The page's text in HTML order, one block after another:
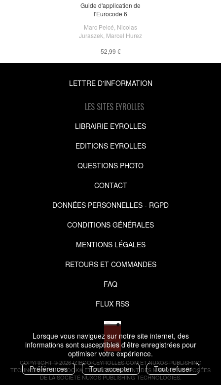
Lorsque vous naviguez sur notre site internet, des
informations sont susceptibles d'être enregistrées pour
optimiser votre expérience.
Préférences
Tout accepter Tout refuser
Guide d'application de
l'Eurocode 6
Marc Pelcé Nicolas
Juraszek Marcel Hurez
52,99 €
LETTRE D'INFORMATION
LES SITES EYROLLES
LIBRAIRIE EYROLLES
EDITIONS EYROLLES
QUESTIONS PHOTO
CONTACT
DONNÉES PERSONNELLES - RGPD
CONDITIONS GÉNÉRALES
MENTIONS LÉGALES
RETOURS ET COMMANDES
FAQ
FLUX RSS
COPYRIGHT © 2026 IZIBOOK.EYROLLES.COM ET NUXOS PUBLISHING
TECHNOLOGIES.IZIBOOK® ETIZIBOOKS®SONT DES MARQUES DÉPOSÉES
DE LA SOCIÉTÉ NUXOS PUBLISHING TECHNOLOGIES.